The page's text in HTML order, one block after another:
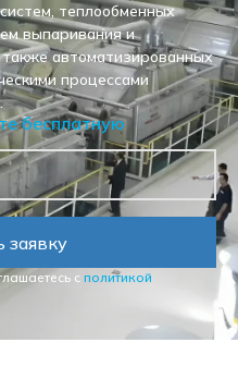
теплообменных
выпаривания и
автоматизированных
процессами
бесплатную
заявку
с политикой